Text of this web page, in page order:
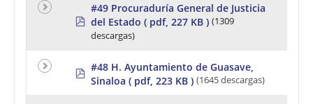
p
#49 Procuraduría General de Justicia
del Estado ( pdf, 227 KB ) (1309
descargas)
p
f
#48 H. Ayuntamiento de Guasave,
Sinaloa ( pdf, 223 KB ) (1645 descargas)